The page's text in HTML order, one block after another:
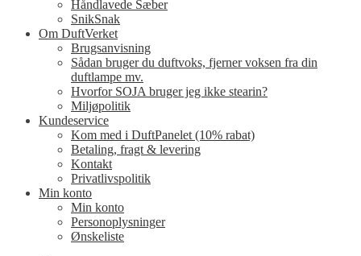
Håndlavede Sæber
SnikSnak
Om DuftVerket
Brugsanvisning
Sådan bruger du duftvoks, fjerner voksen fra din
duftlampe mv.
Hvorfor SOJA bruger jeg ikke stearin?
Miljøpolitik
Kundeservice
Kom med i DuftPanelet (10% rabat)
Betaling, fragt & levering
Kontakt
Privatlivspolitik
Min konto
Min konto
Personoplysninger
Ønskeliste